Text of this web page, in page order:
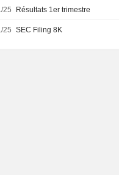
25 Résultats 1er trimestre
25 SEC Filing 8K